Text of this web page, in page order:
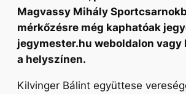
Magvassy Mihály
mérkőzésre még kaphatóak
jegymester.hu weboldalon
a helyszínen.
Kilvinger Bálint együttese